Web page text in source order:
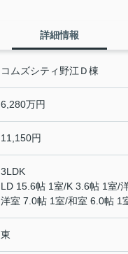
詳細情報
コムズシティ野江Ｄ棟
6,280万円
11,150円
3LDK
LD 15.6帖 1室/K 3.6帖 1室/
洋室 7.0帖 1室/和室 6.0帖 1
東